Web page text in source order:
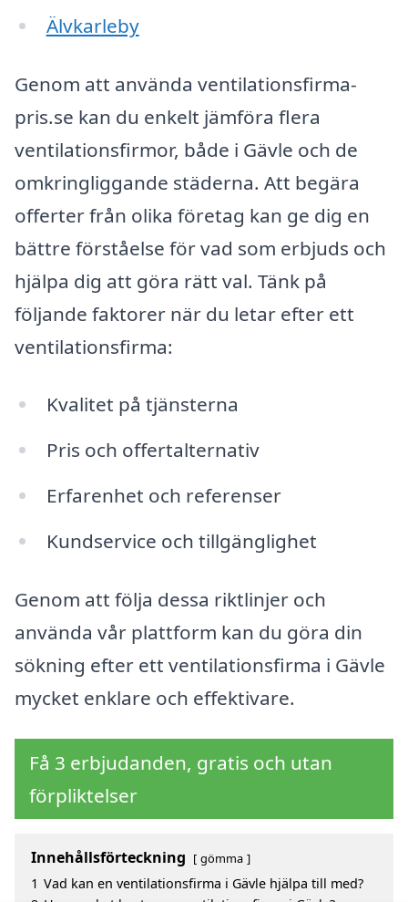
Älvkarleby
Genom att använda ventilationsfirma-
pris.se kan du enkelt jämföra flera
ventilationsfirmor, både i Gävle och de
omkringliggande städerna. Att begära
offerter från olika företag kan ge dig en
bättre förståelse för vad som erbjuds och
hjälpa dig att göra rätt val. Tänk på
följande faktorer när du letar efter ett
ventilationsfirma:
Kvalitet på tjänsterna
Pris och offertalternativ
Erfarenhet och referenser
Kundservice och tillgänglighet
Genom att följa dessa riktlinjer och
använda vår plattform kan du göra din
sökning efter ett ventilationsfirma i Gävle
mycket enklare och effektivare.
Få 3 erbjudanden, gratis och utan
förpliktelser
Innehållsförteckning gömma
1 Vad kan en ventilationsfirma i Gävle hjälpa till med?